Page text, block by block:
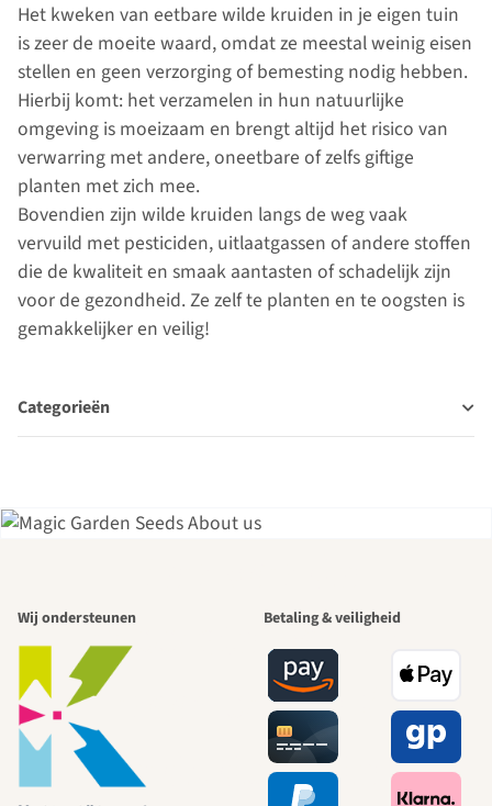
Het kweken van eetbare wilde kruiden in je eigen tuin
is zeer de moeite waard, omdat ze meestal weinig eisen
stellen en geen verzorging of bemesting nodig hebben.
Hierbij komt: het verzamelen in hun natuurlijke
omgeving is moeizaam en brengt altijd het risico van
verwarring met andere, oneetbare of zelfs giftige
planten met zich mee.
Bovendien zijn wilde kruiden langs de weg vaak
vervuild met pesticiden, uitlaatgassen of andere stoffen
die de kwaliteit en smaak aantasten of schadelijk zijn
voor de gezondheid. Ze zelf te planten en te oogsten is
gemakkelijker en veilig!
Categorieën
mooiste paden
naar onszelf
leidt door de
Wij ondersteunen Betaling & veiligheid